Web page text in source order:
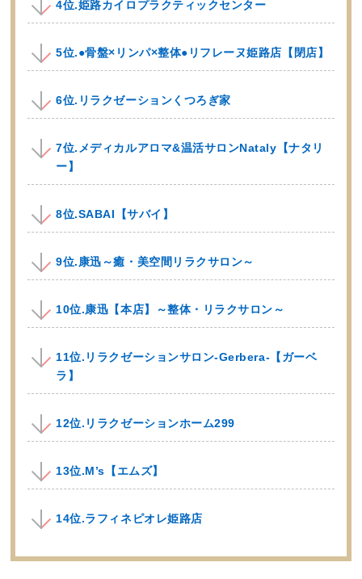
4位.姫路カイロプラクティックセンター
5位.●骨盤×リンパ×整体●リフレーヌ姫路店【閉店】
6位.リラクゼーションくつろぎ家
7位.メディカルアロマ&温活サロンNataly【ナタリ
ー】
8位.SABAI【サバイ】
9位.康迅～癒・美空間リラクサロン～
10位.康迅【本店】～整体・リラクサロン～
11位.リラクゼーションサロン-Gerbera-【ガーベ
ラ】
12位.リラクゼーションホーム299
13位.M’s【エムズ】
14位.ラフィネピオレ姫路店